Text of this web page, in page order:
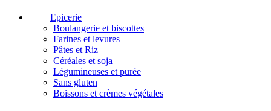
Epicerie
Boulangerie et biscottes
Farines et levures
Pâtes et Riz
Céréales et soja
Légumineuses et purée
Sans gluten
Boissons et crèmes végétales